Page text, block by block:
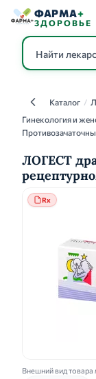
ФАРМА+
ЗДОРОВЬЕ
КаталогКаталог /
Гинекология и
ЛОГЕСТ
Rx
Внешний вид